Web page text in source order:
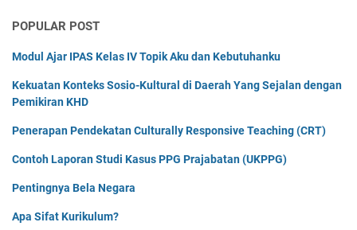
POPULAR POST
Modul Ajar IPAS Kelas IV Topik Aku dan Kebutuhanku
Kekuatan Konteks Sosio-Kultural di Daerah Yang Sejalan dengan
Pemikiran KHD
Penerapan Pendekatan Culturally Responsive Teaching (CRT)
Contoh Laporan Studi Kasus PPG Prajabatan (UKPPG)
Pentingnya Bela Negara
Apa Sifat Kurikulum?